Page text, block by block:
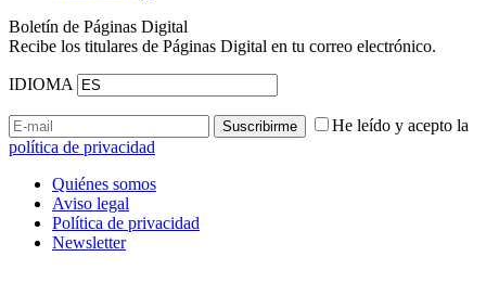
Boletín de Páginas Digital
Recibe los titulares de Páginas Digital en tu correo electrónico.
IDIOMA
He leído y acepto la
política de privacidad
Quiénes somos
Aviso legal
Política de privacidad
Newsletter